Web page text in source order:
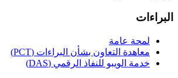
البراءات
لمحة عامة
معاهدة التعاون بشأن البراءات (PCT)
خدمة الويبو للنفاذ الرقمي (DAS)